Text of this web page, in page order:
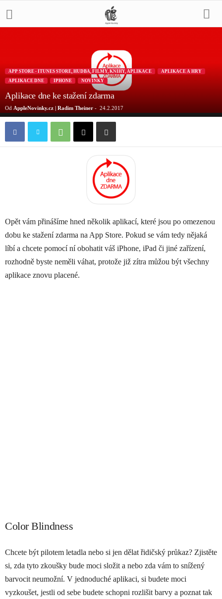
APP STORE - ITUNES STORE, HUDBA, FILMY, KNIHY, APLIKACE
APLIKACE A HRY
APLIKACE DNE
IPHONE NOVINKY
Aplikace dne ke stažení zdarma
Od AppleNovinky.cz | Radim Theiner - 24.2.2017
Opět vám přinášíme hned několik aplikací, které jsou po omezenou
dobu ke stažení zdarma na App Store. Pokud se vám tedy nějaká
líbí a chcete pomocí ní obohatit váš iPhone, iPad či jiné zařízení,
rozhodně byste neměli váhat, protože již zítra můžou být všechny
aplikace znovu placené.
Color Blindness
Chcete být pilotem letadla nebo si jen dělat řidičský průkaz? Zjistěte
si, zda tyto zkoušky bude moci složit a nebo zda vám to snížený
barvocit neumožní. V jednoduché aplikaci, si budete moci
vyzkoušet, jestli od sebe budete schopni rozlišit barvy a poznat tak